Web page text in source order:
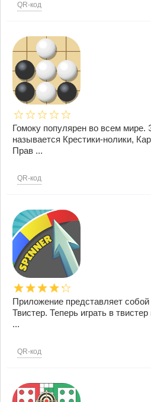
QR-код
Гомоку популярен во всем мире.
называется Крестики-нолики,
Прав ...
QR-код
Приложение представляет
Твистер. Теперь играть в
...
QR-код